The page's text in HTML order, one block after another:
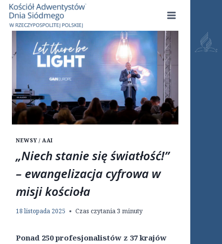
Przejdź
treści
NEWSY / AAI
„Niech stanie się światłość!”
– ewangelizacja cyfrowa w
misji kościoła
18 listopada 2025 Czas czytania 3 minuty
Ponad 250 profesjonalistów z 37 krajów